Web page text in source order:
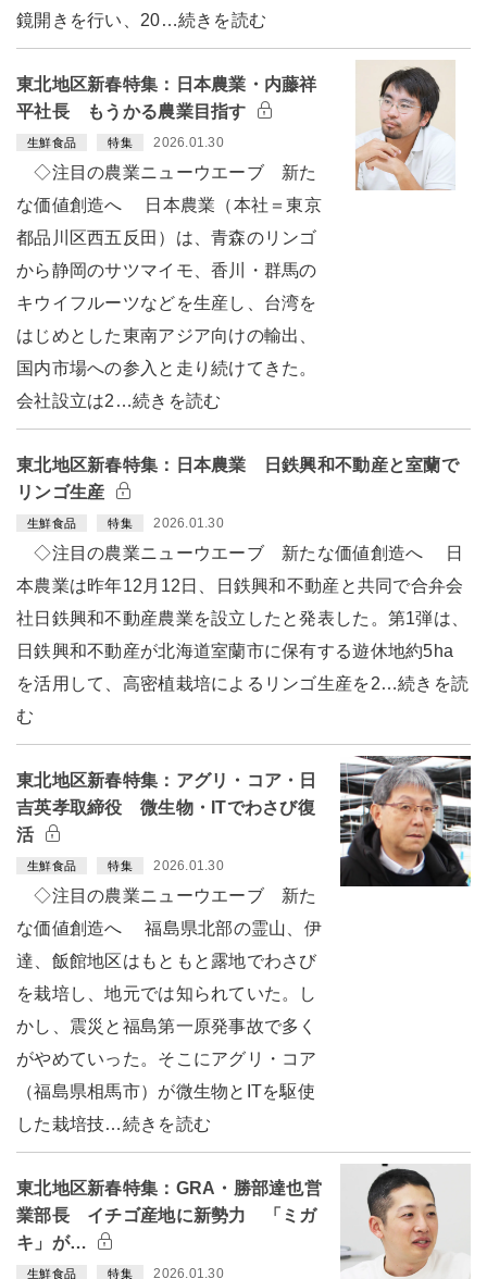
鏡開きを行い、20…続きを読む
東北地区新春特集：日本農業・内藤祥
平社長 もうかる農業目指す
生鮮食品 特集 2026.01.30
◇注目の農業ニューウエーブ 新た
な価値創造へ 日本農業（本社＝東京
都品川区西五反田）は、青森のリンゴ
から静岡のサツマイモ、香川・群馬の
キウイフルーツなどを生産し、台湾を
はじめとした東南アジア向けの輸出、
国内市場への参入と走り続けてきた。
会社設立は2…続きを読む
東北地区新春特集：日本農業 日鉄興和不動産と室蘭で
リンゴ生産
生鮮食品 特集 2026.01.30
◇注目の農業ニューウエーブ 新たな価値創造へ 日
本農業は昨年12月12日、日鉄興和不動産と共同で合弁会
社日鉄興和不動産農業を設立したと発表した。第1弾は、
日鉄興和不動産が北海道室蘭市に保有する遊休地約5ha
を活用して、高密植栽培によるリンゴ生産を2…続きを読
む
東北地区新春特集：アグリ・コア・日
吉英孝取締役 微生物・ITでわさび復
活
生鮮食品 特集 2026.01.30
◇注目の農業ニューウエーブ 新た
な価値創造へ 福島県北部の霊山、伊
達、飯館地区はもともと露地でわさび
を栽培し、地元では知られていた。し
かし、震災と福島第一原発事故で多く
がやめていった。そこにアグリ・コア
（福島県相馬市）が微生物とITを駆使
した栽培技…続きを読む
東北地区新春特集：GRA・勝部達也営
業部長 イチゴ産地に新勢力 「ミガ
キ」が…
生鮮食品 特集 2026.01.30